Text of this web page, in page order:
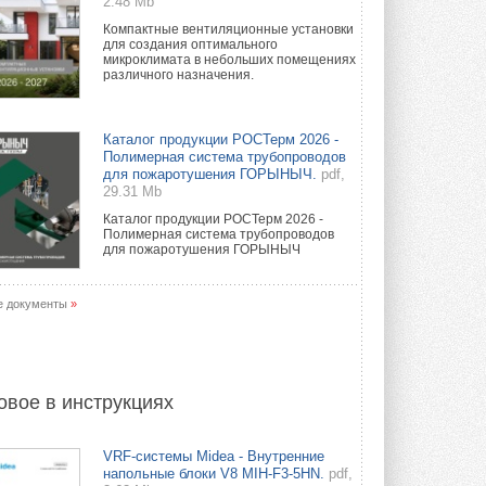
Компактные вентиляционные установки
для создания оптимального
микроклимата в небольших помещениях
различного назначения.
Каталог продукции РОСТерм 2026 -
Полимерная система трубопроводов
для пожаротушения ГОРЫНЫЧ.
pdf,
29.31 Mb
Каталог продукции РОСТерм 2026 -
Полимерная система трубопроводов
для пожаротушения ГОРЫНЫЧ
документы »
в инструкциях
VRF-системы Midea - Внутренние
напольные блоки V8 MIH-F3-5HN. pdf,